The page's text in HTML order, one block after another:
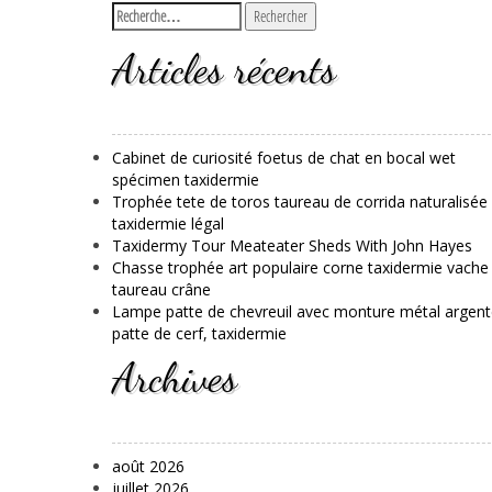
Articles récents
Cabinet de curiosité foetus de chat en bocal wet
spécimen taxidermie
Trophée tete de toros taureau de corrida naturalisée
taxidermie légal
Taxidermy Tour Meateater Sheds With John Hayes
Chasse trophée art populaire corne taxidermie vache
taureau crâne
Lampe patte de chevreuil avec monture métal
patte de cerf, taxidermie
Archives
août 2026
juillet 2026